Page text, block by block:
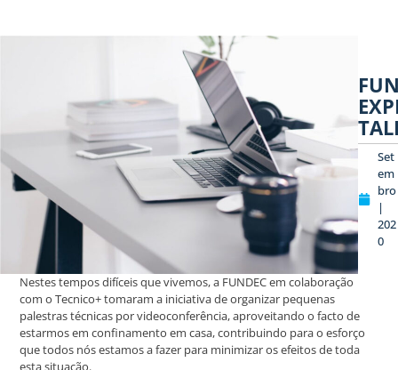
Set
em
bro
|
202
0
Nestes tempos difíceis que vivemos, a FUNDEC em colaboração
com o Tecnico+ tomaram a iniciativa de organizar pequenas
palestras técnicas por videoconferência, aproveitando o facto de
estarmos em confinamento em casa, contribuindo para o esforço
que todos nós estamos a fazer para minimizar os efeitos de toda